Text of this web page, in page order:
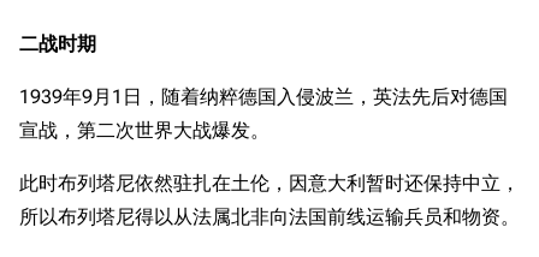
二战时期
1939年9月1日，随着纳粹德国入侵波兰，英法先后对德国
宣战，第二次世界大战爆发。
此时布列塔尼依然驻扎在土伦，因意大利暂时还保持中立，
所以布列塔尼得以从法属北非向法国前线运输兵员和物资。